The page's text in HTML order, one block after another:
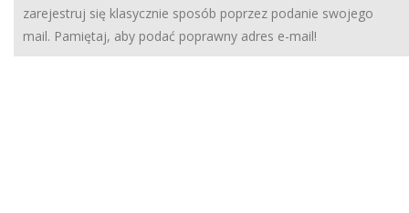
zarejestruj się klasycznie sposób poprzez podanie swojego
mail. Pamiętaj, aby podać poprawny adres e-mail!